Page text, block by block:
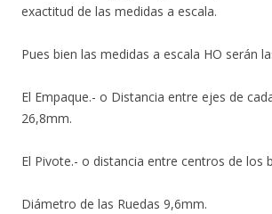
exactitud de las medidas a escala.
Pues bien las medidas a escala HO serán
El Empaque.- o Distancia entre ejes de
26,8mm.
El Pivote.- o distancia entre centros de los
Diámetro de las Ruedas 9,6mm.